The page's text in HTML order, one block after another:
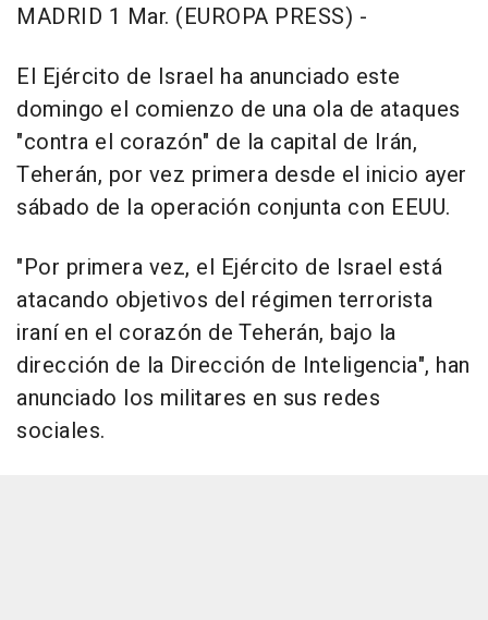
MADRID 1 Mar. (EUROPA PRESS) -
El Ejército de Israel ha anunciado este
domingo el comienzo de una ola de ataques
"contra el corazón" de la capital de Irán,
Teherán, por vez primera desde el inicio ayer
sábado de la operación conjunta con EEUU.
"Por primera vez, el Ejército de Israel está
atacando objetivos del régimen terrorista
iraní en el corazón de Teherán, bajo la
dirección de la Dirección de Inteligencia", han
anunciado los militares en sus redes
sociales.